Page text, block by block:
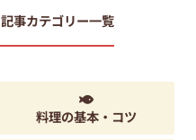
記事カテゴリー一覧
料理の基本・コツ